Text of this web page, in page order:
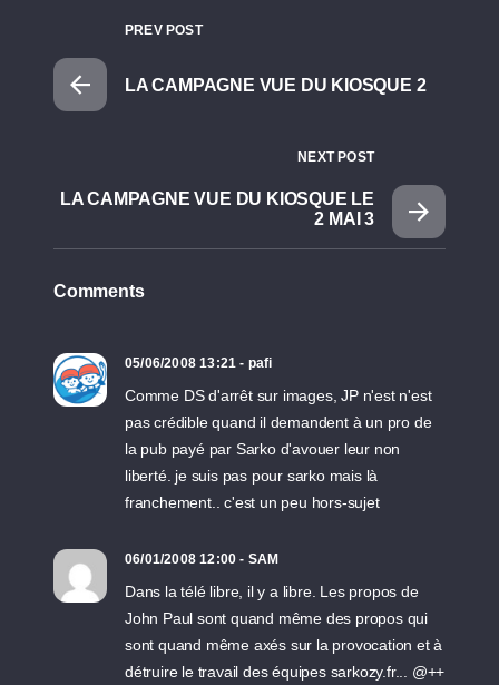
PREV POST
LA CAMPAGNE VUE DU KIOSQUE 2
NEXT POST
LA CAMPAGNE VUE DU KIOSQUE LE
2 MAI 3
Comments
05/06/2008 13:21 - pafi
Comme DS d'arrêt sur images, JP n'est n'est
pas crédible quand il demandent à un pro de
la pub payé par Sarko d'avouer leur non
liberté. je suis pas pour sarko mais là
franchement.. c'est un peu hors-sujet
06/01/2008 12:00 - SAM
Dans la télé libre, il y a libre. Les propos de
John Paul sont quand même des propos qui
sont quand même axés sur la provocation et à
détruire le travail des équipes sarkozy.fr... @++